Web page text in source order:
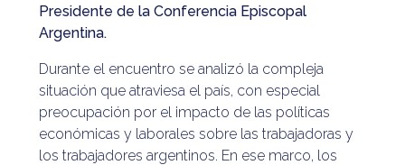
Presidente de la Conferencia Episcopal
Argentina.
Durante el encuentro se analizó la compleja
situación que atraviesa el país, con especial
preocupación por el impacto de las políticas
económicas y laborales sobre las trabajadoras y
los trabajadores argentinos. En ese marco, los